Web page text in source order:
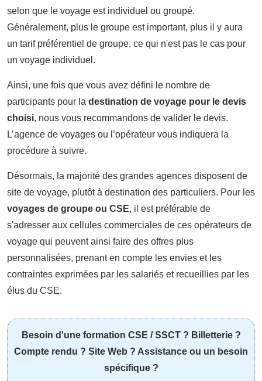
selon que le voyage est individuel ou groupé.
Généralement, plus le groupe est important, plus il y aura
un tarif préférentiel de groupe, ce qui n'est pas le cas pour
un voyage individuel.
Ainsi, une fois que vous avez défini le nombre de
participants pour la destination de voyage pour le devis
choisi, nous vous recommandons de valider le devis.
L’agence de voyages ou l’opérateur vous indiquera la
procédure à suivre.
Désormais, la majorité des grandes agences disposent de
site de voyage, plutôt à destination des particuliers. Pour les
voyages de groupe ou CSE, il est préférable de
s'adresser aux cellules commerciales de ces opérateurs de
voyage qui peuvent ainsi faire des offres plus
personnalisées, prenant en compte les envies et les
contraintes exprimées par les salariés et recueillies par les
élus du CSE.
Besoin d'une formation CSE / SSCT ? Billetterie ?
Compte rendu ? Site Web ? Assistance ou un besoin
spécifique ?